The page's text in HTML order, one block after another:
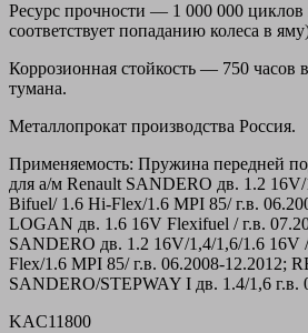
Ресурс прочности — 1 000 000 циклов
соответствует попаданию колеса в
Коррозионная стойкость — 750 часов
тумана.
Металлопрокат производства Россия.
Применяемость: Пружина передней
для а/м Renault SANDERO дв. 1.2
Bifuel/ 1.6 Hi-Flex/1.6 MPI 85/ г.в.
LOGAN дв. 1.6 16V Flexifuel / г.в.
SANDERO дв. 1.2 16V/1,4/1,6/1.6
Flex/1.6 MPI 85/ г.в. 06.2008-12.2012;
SANDERO/STEPWAY I дв. 1.4/1,6
KAC11800